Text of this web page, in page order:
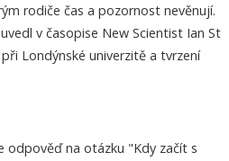
rodiče čas a pozornost nevěnují.
v časopise New Scientist Ian St
Londýnské univerzitě a tvrzení
odpověď na otázku "Kdy začít s